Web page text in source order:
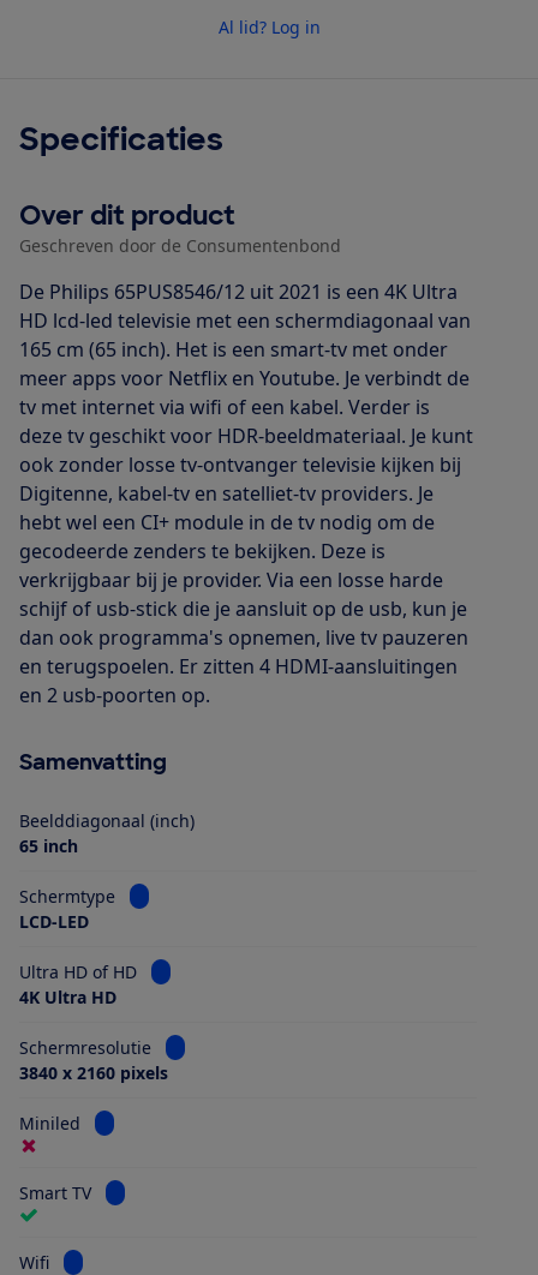
Al lid? Log in
Specificaties
Over dit product
Geschreven door de Consumentenbond
De Philips 65PUS8546/12 uit 2021 is een 4K Ultra
HD lcd-led televisie met een schermdiagonaal van
165 cm (65 inch). Het is een smart-tv met onder
meer apps voor Netflix en Youtube. Je verbindt de
tv met internet via wifi of een kabel. Verder is
deze tv geschikt voor HDR-beeldmateriaal. Je kunt
ook zonder losse tv-ontvanger televisie kijken bij
Digitenne, kabel-tv en satelliet-tv providers. Je
hebt wel een CI+ module in de tv nodig om de
gecodeerde zenders te bekijken. Deze is
verkrijgbaar bij je provider. Via een losse harde
schijf of usb-stick die je aansluit op de usb, kun je
dan ook programma's opnemen, live tv pauzeren
en terugspoelen. Er zitten 4 HDMI-aansluitingen
en 2 usb-poorten op.
Samenvatting
Beelddiagonaal (inch)
65 inch
Schermtype
Bekijk informatie voor Schermtype
LCD-LED
Ultra HD of HD
Bekijk informatie voor Ultra HD of HD
4K Ultra HD
Schermresolutie
Bekijk informatie voor Schermresolutie
3840 x 2160 pixels
Miniled Bekijk informatie voor Miniled
Smart TV Bekijk informatie voor Smart TV
Wifi Bekijk informatie voor Wifi